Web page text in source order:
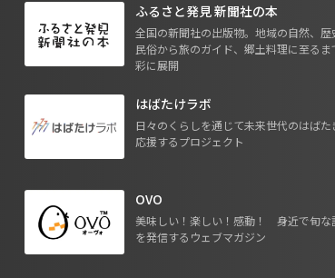
ふるさと発見 新聞社の本
全国の新聞社の出版物。地域の自然、歴
民俗から旅のガイド、郷土料理に至るま
彩に展開
はばたけラボ
日々のくらしを通じて未来世代のはばた
応援するプロジェクト
OVO
美味しい！楽しい！感動！ 身近で旬な
を発信するウェブマガジン